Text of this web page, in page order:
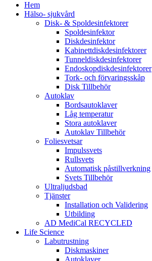
Hem
Hälso- sjukvård
Disk- & Spoldesinfektorer
Spoldesinfektor
Diskdesinfektor
Kabinettdiskdesinfektorer
Tunneldiskdesinfektorer
Endoskopdiskdesinfektorer
Tork- och förvaringsskåp
Disk Tillbehör
Autoklav
Bordsautoklaver
Låg temperatur
Stora autoklaver
Autoklav Tillbehör
Foliesvetsar
Impulssvets
Rullsvets
Automatisk påstillverkning
Svets Tillbehör
Ultraljudsbad
Tjänster
Installation och Validering
Utbilding
AD MediCal RECYCLED
Life Science
Labutrustning
Diskmaskiner
Autoklaver